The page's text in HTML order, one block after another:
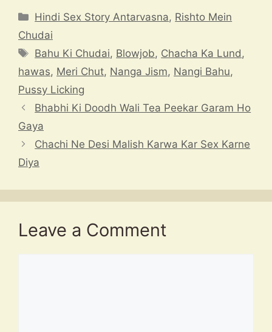
at
s
A
p
p
e
d
s
e
a
m
c
b
o
k
a
c
h
Categories
Hindi Sex Story Antarvasna, Rishto Mein
Chudai
Tags
Bahu Ki Chudai, Blowjob, Chacha Ka Lund ,
hawas, Meri Chut, Nanga Jism, Nangi Bahu,
Pussy Licking
Bhabhi Ki Doodh Wali Tea Peekar Garam Ho
Gaya
Chachi Ne Desi Malish Karwa Kar Sex Karne
Diya
Leave a Comment